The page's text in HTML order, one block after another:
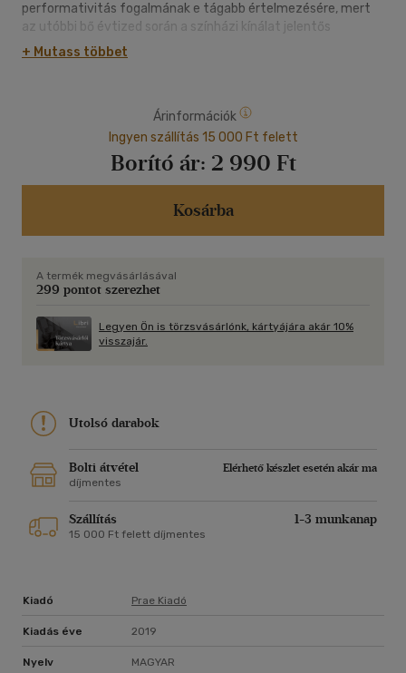
performativitás fogalmának e tágabb értelmezésére, mert
az utóbbi bő évtized során a színházi kínálat jelentős
bővülésének lehettünk tanúi világszerte. Nagyszámú új
működési forma, megközelítés, téma és funkció került be a
térhódítása bizonyítja, hogy nem túlzás a színházi
kontextusban is egyfajta társadalmi fordulatról beszélni,
mely számos új lehetőséget, formát és problémát hozott
felszínre. Emellett a múltfeldolgozás a közép-európai
régióban is önálló paradigmává vált, az égető társadalmi és
közéleti kérdéseket érzékenyen feldolgozó színházi nevelés
esettanulmányok a színházszociológia, a művészet és
valóság kapcsolatának új lehetőségeit keresik, illetve ezek
elemzésére tesznek javaslatot. A kortárs magyar színház és
a magyar színháztörténet mellett Moldova, Lengyelország,
Hollandia, Anglia, Észtország és az Egyesült Államok színházi
Szabó Attila színháztörténész, tanár. 2009 óta az Országos
Színháztörténeti Múzeum és Intézet munkatársa, 2014 óta
+ Mutass többet
Árinformációk
Ingyen szállítás 15 000 Ft felett
Borító ár: 2 990 Ft
Kosárba
A termék megvásárlásával
299 pontot szerezhet
Legyen Ön is törzsvásárlónk, kártyájára akár 10%
visszajár.
Utolsó darabok
Bolti átvétel
Elérhető készlet esetén akár ma
díjmentes
Szállítás 1-3 munkanap
15 000 Ft felett díjmentes
Kiadó Prae Kiadó
Kiadás éve 2019
Nyelv MAGYAR